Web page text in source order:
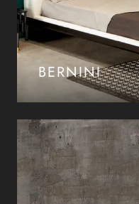
BERNINI